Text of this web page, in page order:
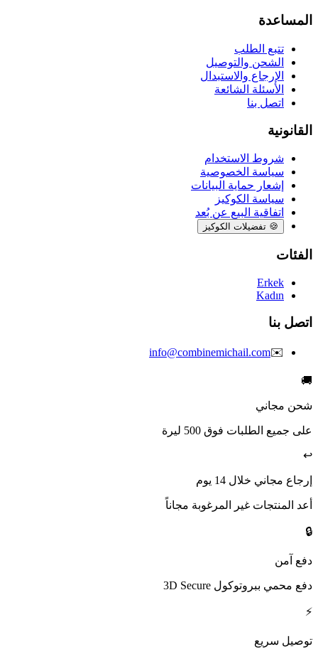
المساعدة
تتبع الطلب
الشحن والتوصيل
الإرجاع والاستبدال
الأسئلة الشائعة
اتصل بنا
القانونية
شروط الاستخدام
سياسة الخصوصية
إشعار حماية البيانات
سياسة الكوكيز
اتفاقية البيع عن بُعد
🍪 تفضيلات الكوكيز
الفئات
Erkek
Kadın
اتصل بنا
✉️
info@combinemichail.com
🚚
شحن مجاني
على جميع الطلبات فوق 500 ليرة
↩️
إرجاع مجاني خلال 14 يوم
أعد المنتجات غير المرغوبة مجاناً
🔒
دفع آمن
دفع محمي ببروتوكول 3D Secure
⚡
توصيل سريع